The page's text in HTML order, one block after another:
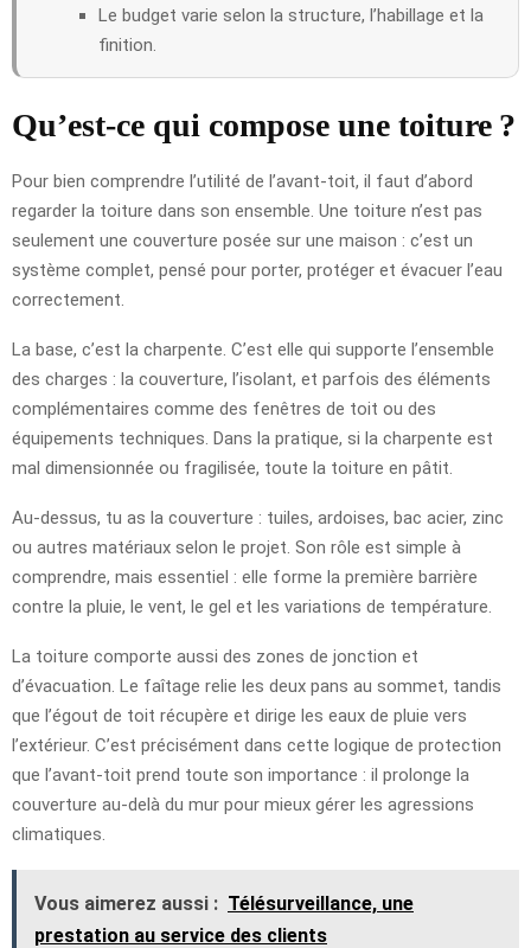
Le budget varie selon la structure, l’habillage et la
finition.
Qu’est-ce qui compose une toiture ?
Pour bien comprendre l’utilité de l’avant-toit, il faut d’abord
regarder la toiture dans son ensemble. Une toiture n’est pas
seulement une couverture posée sur une maison : c’est un
système complet, pensé pour porter, protéger et évacuer l’eau
correctement.
La base, c’est la charpente. C’est elle qui supporte l’ensemble
des charges : la couverture, l’isolant, et parfois des éléments
complémentaires comme des fenêtres de toit ou des
équipements techniques. Dans la pratique, si la charpente est
mal dimensionnée ou fragilisée, toute la toiture en pâtit.
Au-dessus, tu as la couverture : tuiles, ardoises, bac acier, zinc
ou autres matériaux selon le projet. Son rôle est simple à
comprendre, mais essentiel : elle forme la première barrière
contre la pluie, le vent, le gel et les variations de température.
La toiture comporte aussi des zones de jonction et
d’évacuation. Le faîtage relie les deux pans au sommet, tandis
que l’égout de toit récupère et dirige les eaux de pluie vers
l’extérieur. C’est précisément dans cette logique de protection
que l’avant-toit prend toute son importance : il prolonge la
couverture au-delà du mur pour mieux gérer les agressions
climatiques.
Vous aimerez aussi : Télésurveillance, une
prestation au service des clients